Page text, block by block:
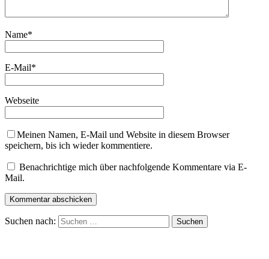
Name*
E-Mail*
Webseite
Meinen Namen, E-Mail und Website in diesem Browser
speichern, bis ich wieder kommentiere.
Benachrichtige mich über nachfolgende Kommentare via E-
Mail.
Suchen nach: